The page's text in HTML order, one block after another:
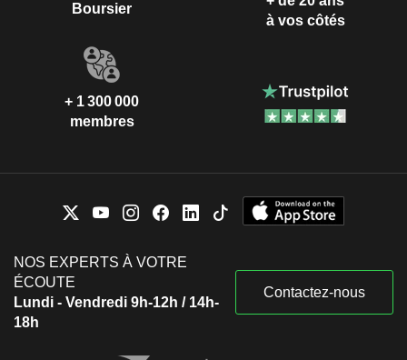
Boursier
à vos côtés
+ 1 300 000
membres
NOS EXPERTS À VOTRE
ÉCOUTE
Lundi - Vendredi 9h-12h / 14h-
18h
Contactez-nous